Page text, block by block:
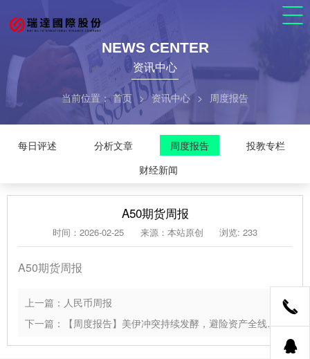
NEWS CENTER
资讯中心
当前位置：首页 > 资讯中心 > 周度报告
每日评述 分析文章 周度报告
投教专栏
财经新闻
A50期货周报
时间：2026-02-25 来源：本站原创 浏览: 233
A50期货周报
上一篇：人民币周报
下一篇：【周度报告】美伊冲突持续发酵，避险资产全线走强